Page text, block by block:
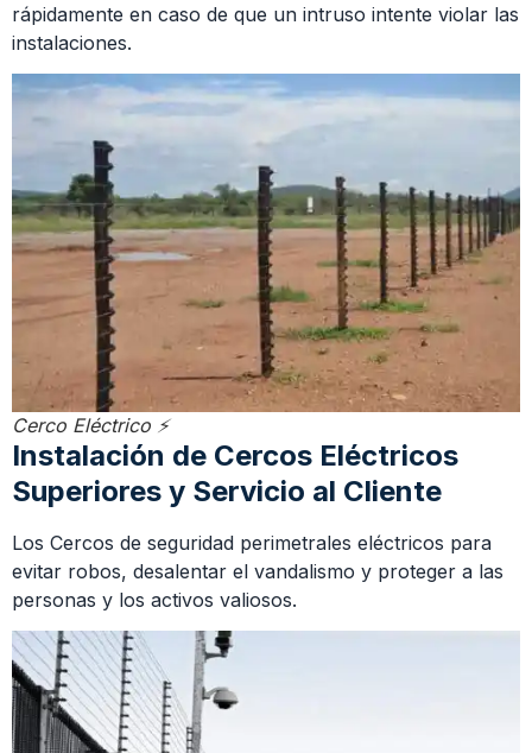
rápidamente en caso de que un intruso intente violar las
instalaciones.
Cerco Eléctrico ⚡
Instalación de Cercos Eléctricos
Superiores y Servicio al Cliente
Los Cercos de seguridad perimetrales eléctricos para
evitar robos, desalentar el vandalismo y proteger a las
personas y los activos valiosos.